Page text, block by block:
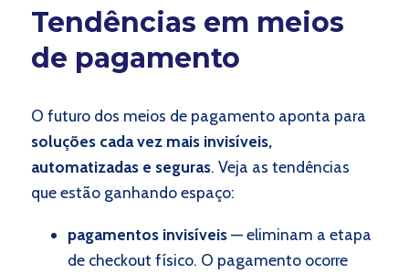
Tendências em meios
de pagamento
O futuro dos meios de pagamento aponta para
soluções cada vez mais invisíveis,
automatizadas e seguras. Veja as tendências
que estão ganhando espaço:
pagamentos invisíveis— eliminam a etapa
de checkout físico. O pagamento ocorre